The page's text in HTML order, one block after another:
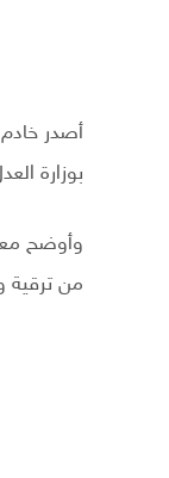
بوزارة
وأوضح
من ترقية